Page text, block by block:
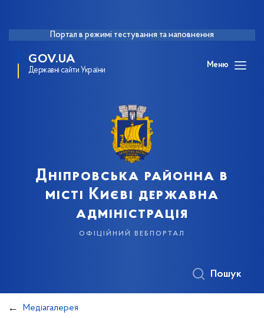
Портал в режимі тестування та наповнення
GOV.UA
Державні сайти України
Меню
Дніпровська районна в
місті Києві державна
адміністрація
офіційний вебпортал
Пошук
Медіагалерея